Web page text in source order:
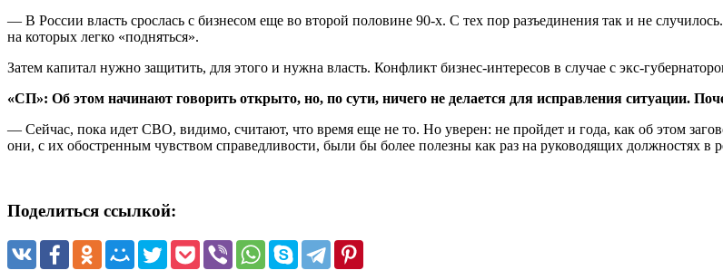
— В России власть срослась с бизнесом еще во второй половине 90-х. С тех пор разъединения так и не
на которых легко «подняться».
Затем капитал нужно защитить, для этого и нужна власть. Конфликт бизнес-интересов в случае с экс-
«СП»: Об этом начинают говорить открыто, но, по сути, ничего не делается для исправления ситуации.
— Сейчас, пока идет СВО, видимо, считают, что время еще не то. Но уверен: не пройдет и года, как об этом
они, с их обостренным чувством справедливости, были бы более полезны как раз на руководящих должностях в
Поделиться ссылкой: